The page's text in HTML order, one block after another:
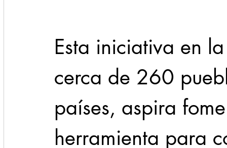
Esta iniciativa en
cerca de 260
países, aspira
herramienta para